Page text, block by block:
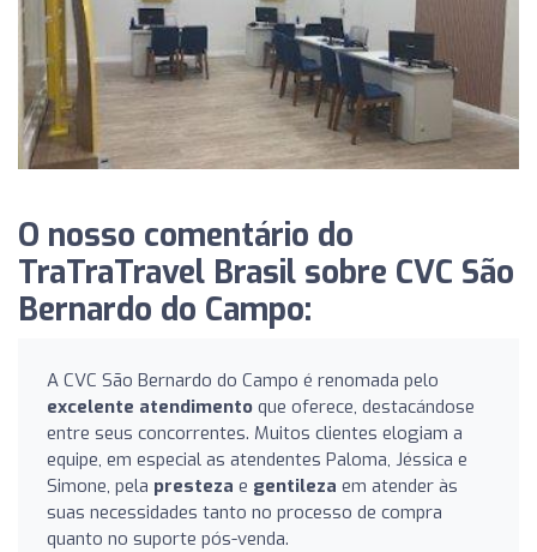
O nosso comentário do
TraTraTravel Brasil sobre CVC São
Bernardo do Campo:
A CVC São Bernardo do Campo é renomada pelo
excelente atendimento que oferece, destacándose
entre seus concorrentes. Muitos clientes elogiam a
equipe, em especial as atendentes Paloma, Jéssica e
Simone, pela presteza e gentileza em atender às
suas necessidades tanto no processo de compra
quanto no suporte pós-venda.